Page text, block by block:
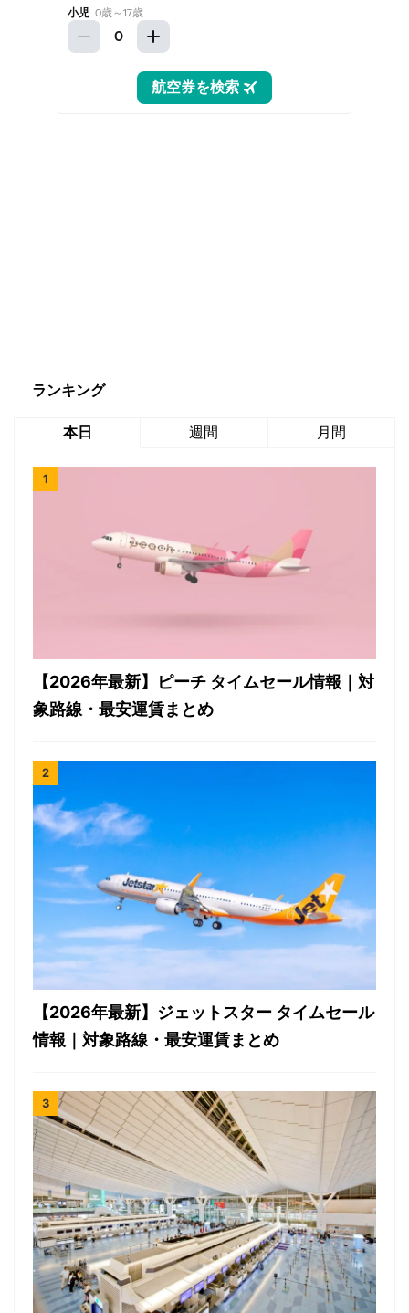
ランキング
本日 週間 月間
【2026年最新】ピーチ タイムセール情報｜対
象路線・最安運賃まとめ
【2026年最新】ジェットスター タイムセール
情報｜対象路線・最安運賃まとめ